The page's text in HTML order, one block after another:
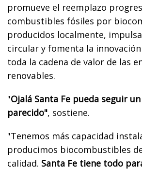
promueve el reemplazo
combustibles fósiles por
producidos localmente,
circular y fomenta la
toda la cadena de valor de las
renovables.
"Ojalá Santa Fe pueda seguir
parecido", sostiene.
"Tenemos más capacidad
producimos biocombustibles
calidad. Santa Fe tiene todo